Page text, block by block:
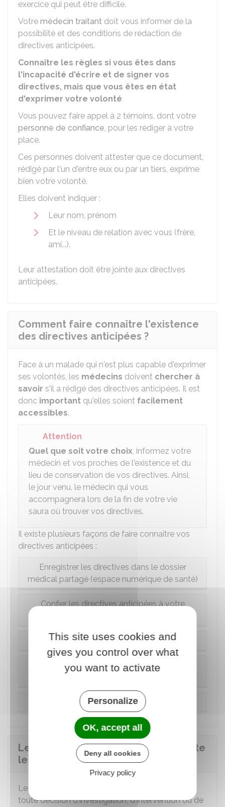
exercice qui peut être difficile.
Votre médecin traitant doit vous informer de la
possibilité et des conditions de rédaction de
directives anticipées.
Connaître les règles si vous êtes dans
l'incapacité d'écrire et de signer vos
directives, mais que vous êtes en état
d'exprimer votre volonté
Vous pouvez faire appel à 2 témoins, dont votre
personne de confiance, pour les rédiger à votre
place.
Ces personnes doivent attester que ce document,
rédigé par l'un d'entre eux ou par un tiers, exprime
bien votre volonté.
Elles doivent indiquer :
Leur nom, prénom
Et le niveau de relation avec vous (frère,
ami...).
Leur attestation doit être jointe aux directives
anticipées.
Comment faire connaître l'existence
des directives anticipées ?
Face à un malade qui n'est plus capable d'exprimer
ses volontés, les médecins doivent chercher à
savoir s'il a rédigé des directives anticipées. Il est
donc important qu'elles soient facilement
accessibles.
Attention
Quel que soit votre choix, informez votre
médecin et vos proches de l'existence et du
lieu de conservation de vos directives. Ainsi,
le jour venu, le médecin qui vous
accompagnera lors de la fin de votre vie
saura où trouver vos directives.
Il existe plusieurs façons de faire connaître vos
directives anticipées :
Enregistrer les directives dans le dossier
médical partagé (espace numérique de santé)
Confier les directives anticipées à votre
Confier les directives à un proche
Confier les directives à l'hôpital ou
Conserver les directives chez soi
Le médecin doit-il prendre en compte
les directives anticipées ?
Les directives
toute décision d'investigation, d'intervention ou de
This site uses cookies and
gives you control over what
you want to activate
Personalize
OK, accept all
Deny all cookies
Privacy policy